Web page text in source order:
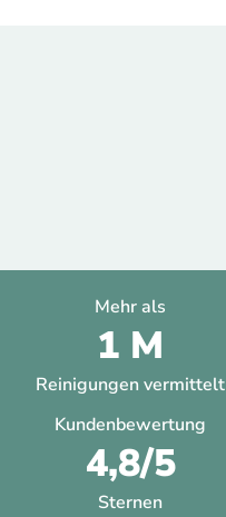
Mehr als
1 M
Reinigungen vermittelt
Kundenbewertung
4,8/5
Sternen